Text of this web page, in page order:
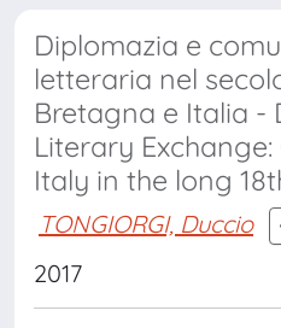
Diplomazia e
letteraria nel
Bretagna e Italia -
Literary
Italy in the long
TONGIORGI, Duccio
2017